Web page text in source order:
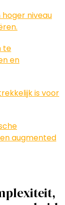
niveau
te
en
is voor
augmented